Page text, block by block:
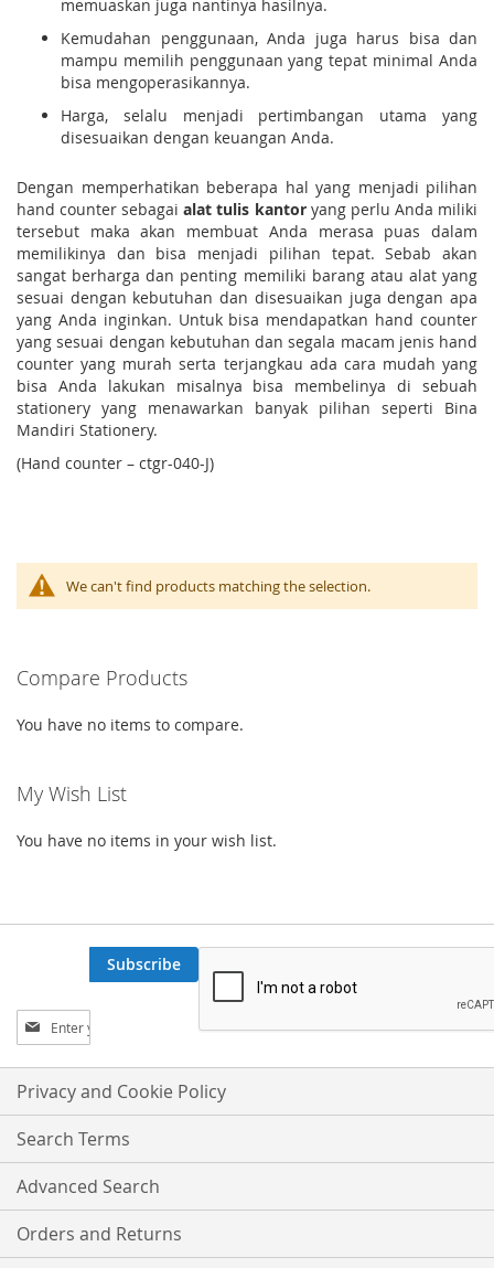
memuaskan juga nantinya hasilnya.
Kemudahan penggunaan, Anda juga harus bisa dan
mampu memilih penggunaan yang tepat minimal Anda
bisa mengoperasikannya.
Harga, selalu menjadi pertimbangan utama yang
disesuaikan dengan keuangan Anda.
Dengan memperhatikan beberapa hal yang menjadi pilihan
hand counter sebagaialat tulis kantoryang perlu Anda miliki
tersebut maka akan membuat Anda merasa puas dalam
memilikinya dan bisa menjadi pilihan tepat. Sebab akan
sangat berharga dan penting memiliki barang atau alat yang
sesuai dengan kebutuhan dan disesuaikan juga dengan apa
yang Anda inginkan. Untuk bisa mendapatkan hand counter
yang sesuai dengan kebutuhan dan segala macam jenis hand
counter yang murah serta terjangkau ada cara mudah yang
bisa Anda lakukan misalnya bisa membelinya di sebuah
stationery yang menawarkan banyak pilihan seperti Bina
Mandiri Stationery.
(Hand counter – ctgr-040-J)
We can't find products matching the selection.
Compare Products
You have no items to compare.
My Wish List
You have no items in your wish list.
Sign
Up
for
Our
Newsletter:
Subscribe
Privacy and Cookie Policy
Search Terms
Advanced Search
Orders and Returns